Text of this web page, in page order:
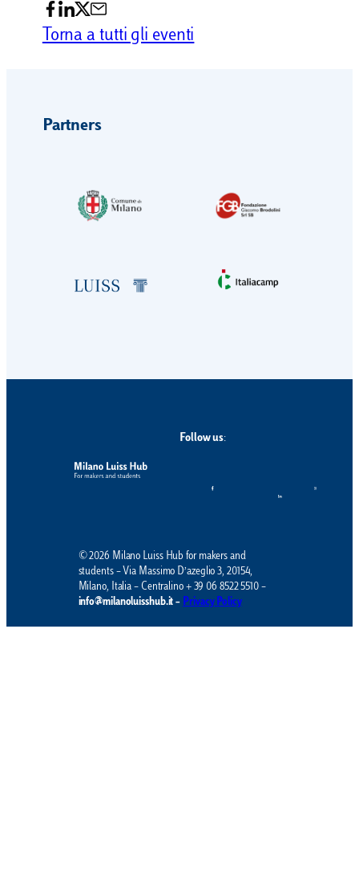
Torna a tutti gli eventi
Partners
Follow us:
© 2026 Milano Luiss Hub for makers and
students – Via Massimo D’azeglio 3, 20154,
Milano, Italia – Centralino + 39 06 8522 5510 –
info@milanoluisshub.it – Privacy Policy